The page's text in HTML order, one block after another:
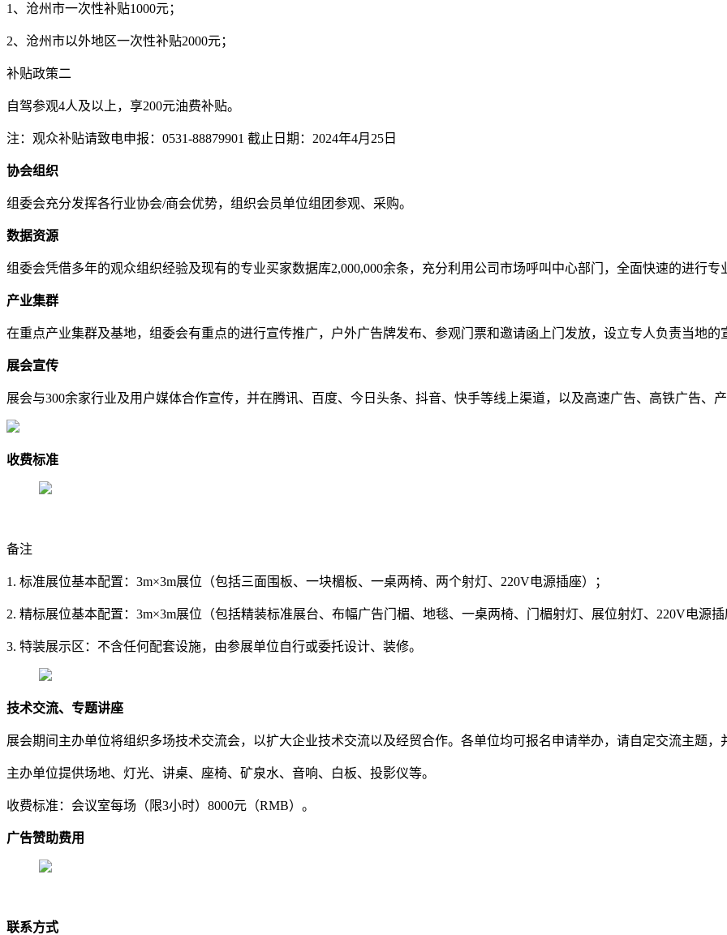
1、沧州市一次性补贴1000元；
2、沧州市以外地区一次性补贴2000元；
补贴政策二
自驾参观4人及以上，享200元油费补贴。
注：观众补贴请致电申报：0531-88879901 截止日期：2024年4月25日
协会组织
组委会充分发挥各行业协会/商会优势，组织会员单位组团参观、采购。
数据资源
组委会凭借多年的观众组织经验及现有的专业买家数据库2,000,000余条，充分利用公司市场呼叫中心部门，全面快速的进行
产业集群
在重点产业集群及基地，组委会有重点的进行宣传推广，户外广告牌发布、参观门票和邀请函上门发放，设立专人负责当地的
展会宣传
展会与300余家行业及用户媒体合作宣传，并在腾讯、百度、今日头条、抖音、快手等线上渠道，以及高速广告、高铁广告、
收费标准
备注
1. 标准展位基本配置：3m×3m展位（包括三面围板、一块楣板、一桌两椅、两个射灯、220V电源插座）；
2. 精标展位基本配置：3m×3m展位（包括精装标准展台、布幅广告门楣、地毯、一桌两椅、门楣射灯、展位射灯、220V电源
3. 特装展示区：不含任何配套设施，由参展单位自行或委托设计、装修。
技术交流、专题讲座
展会期间主办单位将组织多场技术交流会，以扩大企业技术交流以及经贸合作。各单位均可报名申请举办，请自定交流主题
主办单位提供场地、灯光、讲桌、座椅、矿泉水、音响、白板、投影仪等。
收费标准：会议室每场（限3小时）8000元（RMB）。
广告赞助费用
联系方式